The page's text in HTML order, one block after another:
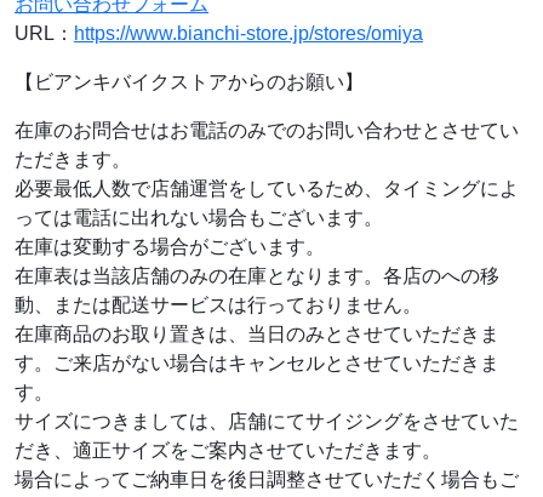
お問い合わせフォーム
URL： https://www.bianchi-store.jp/stores/omiya
【ビアンキバイクストアからのお願い】
在庫のお問合せはお電話のみでのお問い合わせとさせてい
ただきます。
必要最低人数で店舗運営をしているため、タイミングによ
っては電話に出れない場合もございます。
在庫は変動する場合がございます。
在庫表は当該店舗のみの在庫となります。各店のへの移
動、または配送サービスは行っておりません。
在庫商品のお取り置きは、当日のみとさせていただきま
す。ご来店がない場合はキャンセルとさせていただきま
す。
サイズにつきましては、店舗にてサイジングをさせていた
だき、適正サイズをご案内させていただきます。
場合によってご納車日を後日調整させていただく場合もご